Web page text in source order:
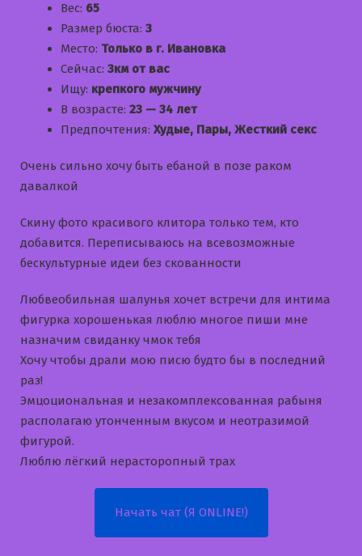
Вес: 65
Размер бюста: 3
Место: Только в г. Ивановка
Сейчас: 3км от вас
Ищу: крепкого мужчину
В возрасте: 23 — 34 лет
Предпочтения: Худые, Пары, Жесткий секс
Очень сильно хочу быть ебаной в позе раком
давалкой
Скину фото красивого клитора только тем, кто
добавится. Переписываюсь на всевозможные
бескультурные идеи без скованности
Любвеобильная шалунья хочет встречи для интима
фигурка хорошенькая люблю многое пиши мне
назначим свиданку чмок тебя
Хочу чтобы драли мою писю будто бы в последний
раз!
Эмцоциональная и незакомплексованная рабыня
располагаю утонченным вкусом и неотразимой
фигурой.
Люблю лёгкий нерасторопный трах
Начать чат (Я ONLINE!)